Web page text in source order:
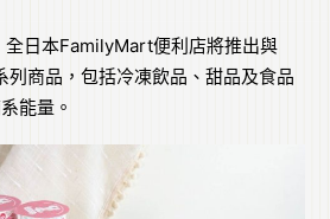
日本FamilyMart便利店將推出與
商品，包括冷凍飲品、甜品及食品
能量。